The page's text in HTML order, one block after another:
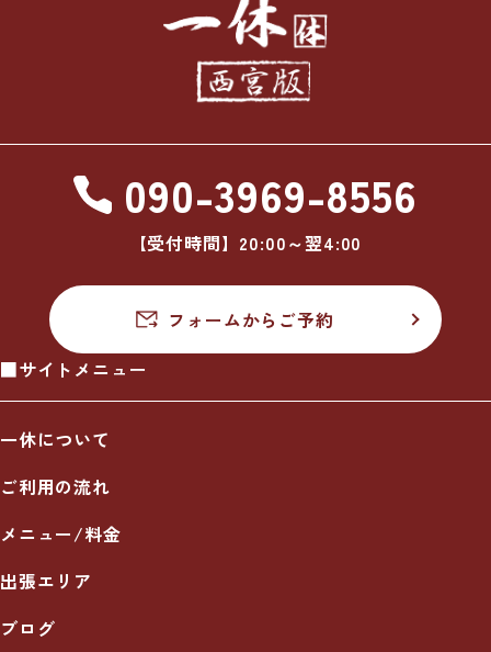
090-3969-8556
【受付時間】20:00～翌4:00
フォームからご予約
■サイトメニュー
一休について
ご利用の流れ
メニュー/料金
出張エリア
ブログ